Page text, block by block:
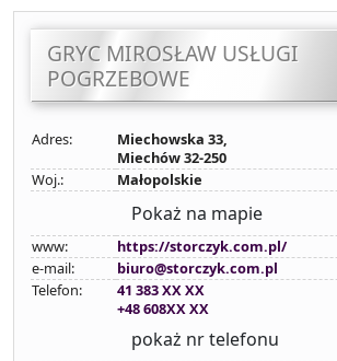
GRYC MIROSŁAW USŁUGI
POGRZEBOWE
Adres:
Miechowska 33,
Miechów 32-250
Woj.:
Małopolskie
Pokaż na mapie
www:
https://storczyk.com.pl/
e-mail:
biuro@storczyk.com.pl
Telefon:
41 383 XX XX
+48 608XX XX
pokaż nr telefonu